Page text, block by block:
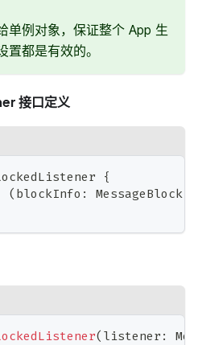
单例对象，保证整个 App 生
都是有效的。
接口定义
{
( blockInfo :
( listener :